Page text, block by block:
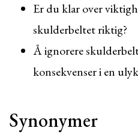
Er du klar over
skulderbeltet riktig?
Å ignorere
konsekvenser i en
Synonymer